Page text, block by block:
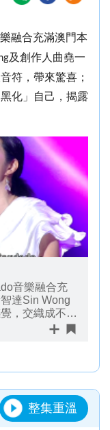
融合充滿澳門本
及創作人曲堯一
符，帶來驚喜；
化」自己，揭露
音樂融合充
達Sin Wong
，交織成不一
性嗓音，帶動
整集重溫